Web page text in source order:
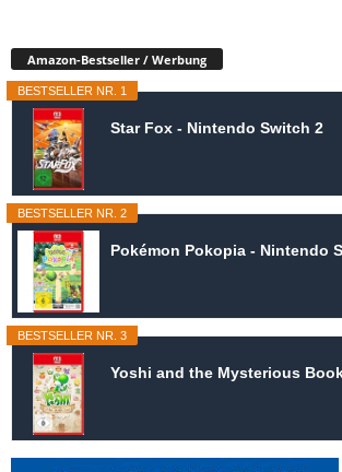
Amazon-Bestseller / Werbung
BESTSELLER NR. 1
Star Fox - Nintendo Switch 2
BESTSELLER NR. 2
Pokémon Pokopia - Nintendo
BESTSELLER NR. 3
Yoshi and the Mysterious